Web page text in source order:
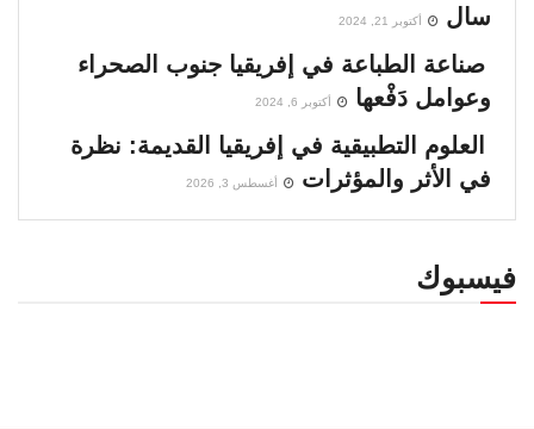
إفريقيا ومجلس الأمن .. معركة كسر الهيمنة
00:05:11
00:01:01
إثيوبيا على حافة الانقسام .. هل ينهار سلام
سال
أكتوبر 21, 2024
صناعة الطباعة في إفريقيا جنوب الصحراء
وعوامل دَفْعها
أكتوبر 6, 2024
العلوم التطبيقية في إفريقيا القديمة: نظرة
في الأثر والمؤثرات
أغسطس 3, 2026
فيسبوك